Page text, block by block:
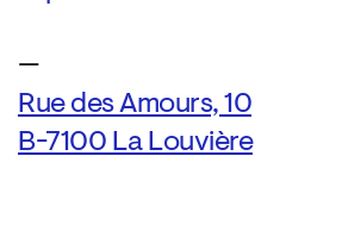
—
Rue des Amours, 10
B-7100 La Louvière